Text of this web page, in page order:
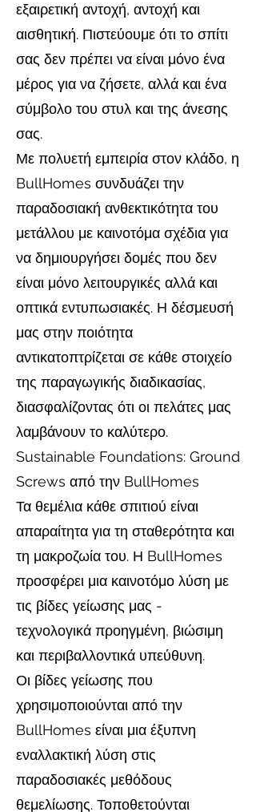
εξαιρετική αντοχή, αντοχή και
αισθητική. Πιστεύουμε ότι το σπίτι
σας δεν πρέπει να είναι μόνο ένα
μέρος για να ζήσετε, αλλά και ένα
σύμβολο του στυλ και της άνεσης
σας.
Με πολυετή εμπειρία στον κλάδο, η
BullHomes συνδυάζει την
παραδοσιακή ανθεκτικότητα του
μετάλλου με καινοτόμα σχέδια για
να δημιουργήσει δομές που δεν
είναι μόνο λειτουργικές αλλά και
οπτικά εντυπωσιακές. Η δέσμευσή
μας στην ποιότητα
αντικατοπτρίζεται σε κάθε στοιχείο
της παραγωγικής διαδικασίας,
διασφαλίζοντας ότι οι πελάτες μας
λαμβάνουν το καλύτερο.
Sustainable Foundations: Ground
Screws από την BullHomes
Τα θεμέλια κάθε σπιτιού είναι
απαραίτητα για τη σταθερότητα και
τη μακροζωία του. Η BullHomes
προσφέρει μια καινοτόμο λύση με
τις βίδες γείωσης μας -
τεχνολογικά προηγμένη, βιώσιμη
και περιβαλλοντικά υπεύθυνη.
Οι βίδες γείωσης που
χρησιμοποιούνται από την
BullHomes είναι μια έξυπνη
εναλλακτική λύση στις
παραδοσιακές μεθόδους
θεμελίωσης. Τοποθετούνται